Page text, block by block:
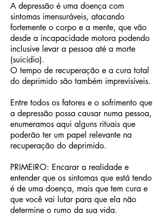
A depressão é uma doença com
sintomas imensuráveis, atacando
fortemente o corpo e a mente, que vão
desde a incapacidade motora podendo
inclusive levar a pessoa até a morte
(suicídio).
O tempo de recuperação e a cura total
do deprimido são também imprevisíveis.
Entre todos os fatores e o sofrimento que
a depressão possa causar numa pessoa,
enumeramos aqui alguns rituais que
poderão ter um papel relevante na
recuperação do deprimido.
PRIMEIRO: Encarar a realidade e
entender que os sintomas que está tendo
é de uma doença, mais que tem cura e
que você vai lutar para que ela não
determine o rumo da sua vida.